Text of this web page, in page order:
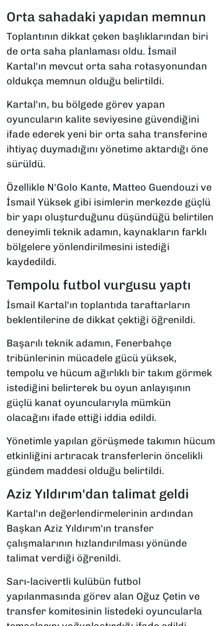
Orta sahadaki yapıdan memnun
Toplantının dikkat çeken başlıklarından biri
de orta saha planlaması oldu. İsmail
Kartal'ın mevcut orta saha rotasyonundan
oldukça memnun olduğu belirtildi.
Kartal'ın, bu bölgede görev yapan
oyuncuların kalite seviyesine güvendiğini
ifade ederek yeni bir orta saha transferine
ihtiyaç duymadığını yönetime aktardığı öne
sürüldü.
Özellikle N'Golo Kante, Matteo Guendouzi ve
İsmail Yüksek gibi isimlerin merkezde güçlü
bir yapı oluşturduğunu düşündüğü belirtilen
deneyimli teknik adamın, kaynakların farklı
bölgelere yönlendirilmesini istediği
kaydedildi.
Tempolu futbol vurgusu yaptı
İsmail Kartal'ın toplantıda taraftarların
beklentilerine de dikkat çektiği öğrenildi.
Başarılı teknik adamın, Fenerbahçe
tribünlerinin mücadele gücü yüksek,
tempolu ve hücum ağırlıklı bir takım görmek
istediğini belirterek bu oyun anlayışının
güçlü kanat oyuncularıyla mümkün
olacağını ifade ettiği iddia edildi.
Yönetimle yapılan görüşmede takımın hücum
etkinliğini artıracak transferlerin öncelikli
gündem maddesi olduğu belirtildi.
Aziz Yıldırım'dan talimat geldi
Kartal'ın değerlendirmelerinin ardından
Başkan Aziz Yıldırım'ın transfer
çalışmalarının hızlandırılması yönünde
talimat verdiği öğrenildi.
Sarı-lacivertli kulübün futbol
yapılanmasında görev alan Oğuz Çetin ve
transfer komitesinin listedeki oyuncularla